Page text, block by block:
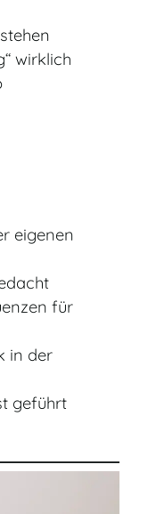
wirklich
eigenen
für
in der
geführt